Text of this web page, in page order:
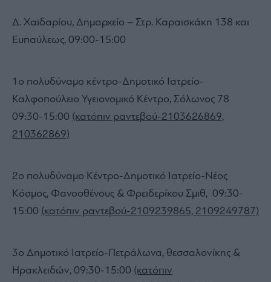
Δ. Χαϊδαρίου, Δημαρχείο – Στρ. Καραϊσκάκη 138 και
Ευπαύλεως, 09:00-15:00
1ο πολυδύναμο κέντρο-Δημοτικό Ιατρείο-
Καλφοπούλειο Υγειονομικό Κέντρο, Σόλωνος 78
09:30-15:00 (κατόπιν ραντεβού-2103626869,
210362869)
2ο πολυδύναμο Κέντρο-Δημοτικό Ιατρείο-Νέος
Κόσμος, Φανοσθένους & Φρειδερίκου Σμιθ, 09:30-
15:00 (κατόπιν ραντεβού-2109239865, 2109249787)
3ο Δημοτικό Ιατρείο-Πετράλωνα, θεσσαλονίκης &
Ηρακλειδών, 09:30-15:00 (κατόπιν